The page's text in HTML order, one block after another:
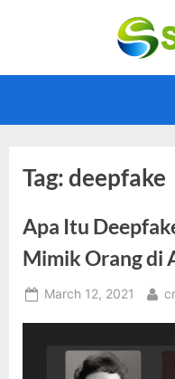
Tag:deepfake
Apa Itu
Mimik Orang di
Posted
March 12, 2021